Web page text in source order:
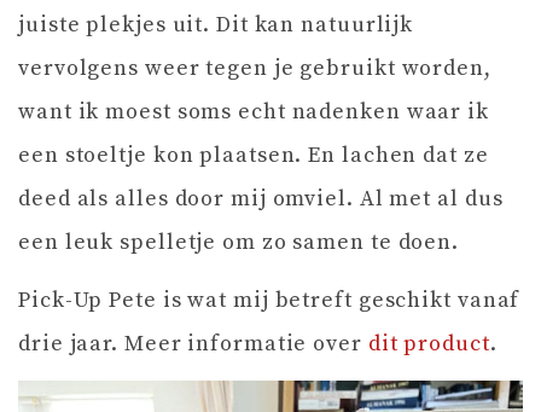
juiste plekjes uit. Dit kan natuurlijk
vervolgens weer tegen je gebruikt worden,
want ik moest soms echt nadenken waar ik
een stoeltje kon plaatsen. En lachen dat ze
deed als alles door mij omviel. Al met al dus
een leuk spelletje om zo samen te doen.
Pick-Up Pete is wat mij betreft geschikt vanaf
drie jaar. Meer informatie over dit product.